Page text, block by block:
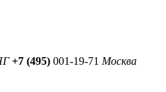
+7 (495) 001-19-71 Москва